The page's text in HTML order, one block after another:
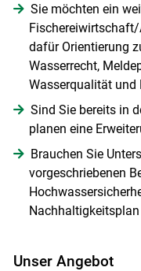
Sie möchten ein
dafür Orientierung
Wasserrecht,
Wasserqualität und
Sind Sie bereits in
planen eine
Brauchen Sie
vorgeschriebenen
Unser Angebot